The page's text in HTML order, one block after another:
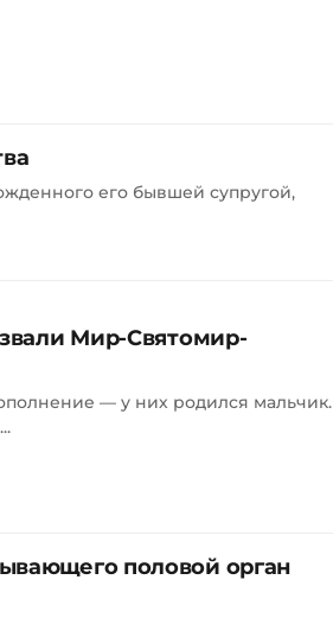
его бывшей супругой,
Мир-Святомир-
— у них родился мальчик.
половой орган